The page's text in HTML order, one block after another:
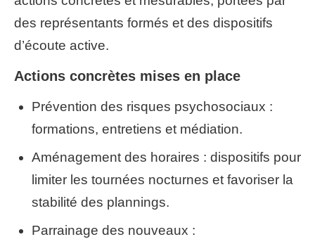
des représentants formés et des dispositifs
d’écoute active.
Actions concrètes mises en place
Prévention des risques psychosociaux :
formations, entretiens et médiation.
Aménagement des horaires : dispositifs pour
limiter les tournées nocturnes et favoriser la
stabilité des plannings.
Parrainage des nouveaux :